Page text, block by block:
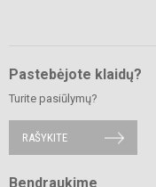
Pastebėjote klaidų?
Turite pasiūlymų?
RAŠYKITE
Bendraukime